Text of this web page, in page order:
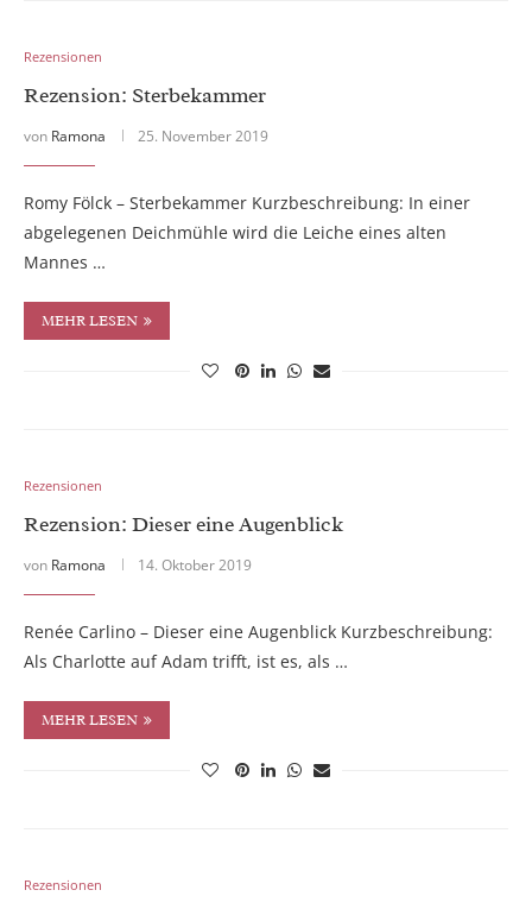
Rezensionen
Rezension: Sterbekammer
von Ramona 25. November 2019
Romy Fölck – Sterbekammer Kurzbeschreibung: In einer
abgelegenen Deichmühle wird die Leiche eines alten
Mannes …
MEHR LESEN
Rezensionen
Rezension: Dieser eine Augenblick
von Ramona 14. Oktober 2019
Renée Carlino – Dieser eine Augenblick Kurzbeschreibung:
Als Charlotte auf Adam trifft, ist es, als …
MEHR LESEN
Rezensionen